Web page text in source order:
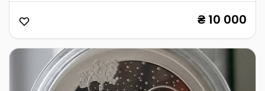
₴ 10 000